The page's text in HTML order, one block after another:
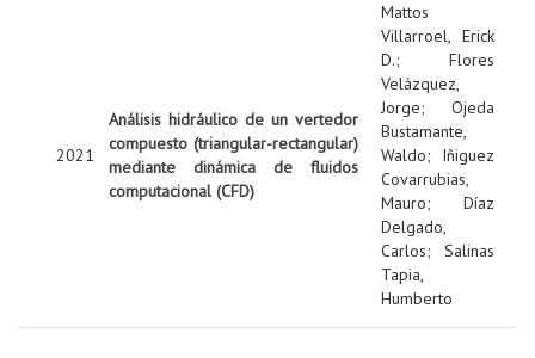
2021
Análisis hidráulico de un vertedor
compuesto (triangular-rectangular)
mediante dinámica de fluidos
computacional (CFD)
Mattos
Villarroel, Erick
D.; Flores
Velázquez,
Jorge; Ojeda
Bustamante,
Waldo; Iñiguez
Covarrubias,
Mauro; Díaz
Delgado,
Carlos; Salinas
Tapia,
Humberto